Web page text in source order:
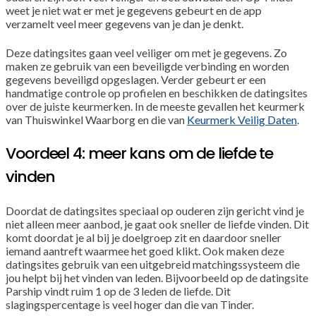
weet je niet wat er met je gegevens gebeurt en de app
verzamelt veel meer gegevens van je dan je denkt.
Deze datingsites gaan veel veiliger om met je gegevens. Zo
maken ze gebruik van een beveiligde verbinding en worden
gegevens beveiligd opgeslagen. Verder gebeurt er een
handmatige controle op profielen en beschikken de datingsites
over de juiste keurmerken. In de meeste gevallen het keurmerk
van Thuiswinkel Waarborg en die van Keurmerk Veilig Daten.
Voordeel 4: meer kans om de liefde te
vinden
Doordat de datingsites speciaal op ouderen zijn gericht vind je
niet alleen meer aanbod, je gaat ook sneller de liefde vinden. Dit
komt doordat je al bij je doelgroep zit en daardoor sneller
iemand aantreft waarmee het goed klikt. Ook maken deze
datingsites gebruik van een uitgebreid matchingssysteem die
jou helpt bij het vinden van leden. Bijvoorbeeld op de datingsite
Parship vindt ruim 1 op de 3 leden de liefde. Dit
slagingspercentage is veel hoger dan die van Tinder.